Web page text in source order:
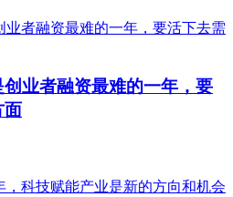
业者融资最难的一年，要
面